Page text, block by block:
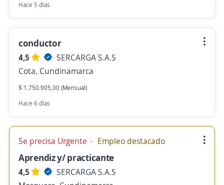
Hace 5 días
conductor
4,5
SERCARGA S.A.S
Cota, Cundinamarca
$ 1.750.905,00 (Mensual)
Hace 6 días
Se precisa Urgente Empleo destacado
Aprendiz y/ practicante
4,5
SERCARGA S.A.S